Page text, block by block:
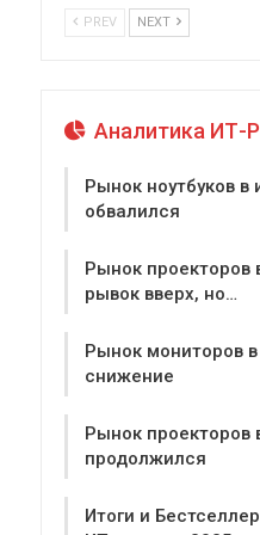
PREV NEXT
Аналитика ИТ-
Рынок ноутбуков в
обвалился
Рынок проекторов
рывок вверх, но…
Рынок мониторов
снижение
Рынок проекторов
продолжился
Итоги и